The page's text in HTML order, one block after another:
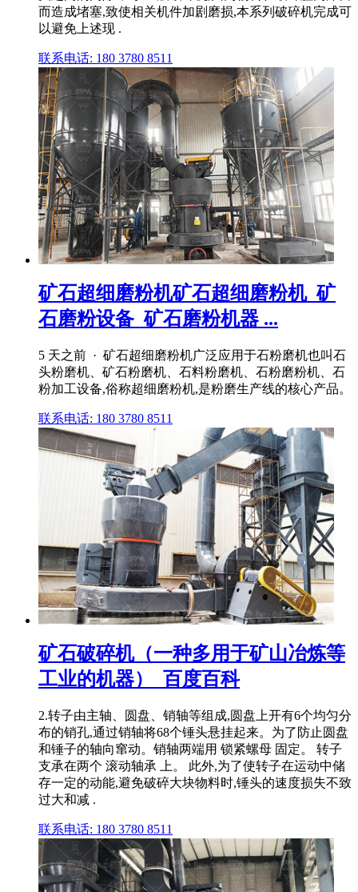
而造成堵塞,致使相关机件加剧磨损,本系列破碎机完成可
以避免上述现 .
联系电话: 180 3780 8511
矿石超细磨粉机矿石超细磨粉机_矿
石磨粉设备_矿石磨粉机器 ...
5 天之前 · 矿石超细磨粉机广泛应用于石粉磨机也叫石
头粉磨机、矿石粉磨机、石料粉磨机、石粉磨粉机、石
粉加工设备,俗称超细磨粉机,是粉磨生产线的核心产品。
联系电话: 180 3780 8511
矿石破碎机（一种多用于矿山冶炼等
工业的机器）_百度百科
2.转子由主轴、圆盘、销轴等组成,圆盘上开有6个均匀分
布的销孔,通过销轴将68个锤头悬挂起来。为了防止圆盘
和锤子的轴向窜动。销轴两端用 锁紧螺母 固定。 转子
支承在两个 滚动轴承 上。 此外,为了使转子在运动中储
存一定的动能,避免破碎大块物料时,锤头的速度损失不致
过大和减 .
联系电话: 180 3780 8511